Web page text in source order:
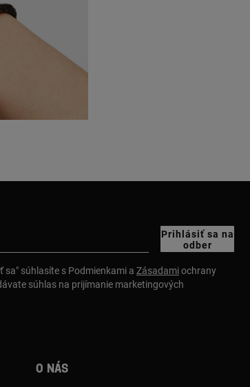
Prihlásiť sa na
odber
súhlasíte s Podmienkami a Zásadamiochrany
súhlas na prijímanie marketingových
O nás